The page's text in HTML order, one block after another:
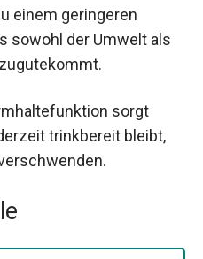
einem geringeren
sowohl der Umwelt als
sorgt
trinkbereit bleibt,